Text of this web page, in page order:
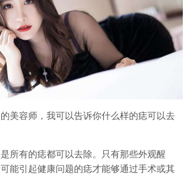
美容师，我可以告诉你什么样的痣可以去
所有的痣都可以去除。只有那些外观醒
能引起健康问题的痣才能够通过手术或其